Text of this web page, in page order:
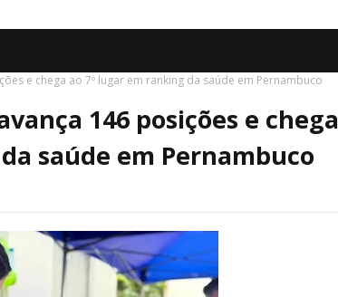
e chega ao 7º lugar em ranking da saúde em Pernambuco
146 posições e chega
saúde em Pernambuco